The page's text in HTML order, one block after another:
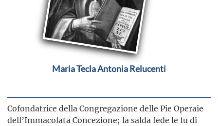
Maria Tecla Antonia Relucenti
Cofondatrice della Congregazione delle Pie Operaie
dell’Immacolata Concezione; la salda fede le fu di